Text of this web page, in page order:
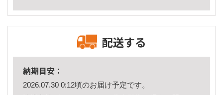
配送する
納期目安：
2026.07.30 0:12頃のお届け予定です。